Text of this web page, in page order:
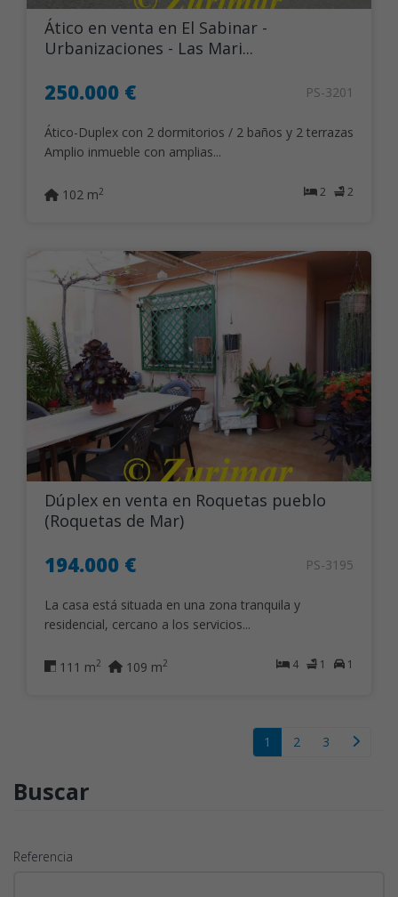
Ático en venta en El Sabinar -
Urbanizaciones - Las Mari...
250.000 € PS-3201
Ático-Duplex con 2 dormitorios / 2 baños y 2 terrazas
Amplio inmueble con amplias...
2 2
102 m2
Dúplex en venta en Roquetas pueblo
(Roquetas de Mar)
194.000 € PS-3195
La casa está situada en una zona tranquila y
residencial, cercano a los servicios...
4 1 1
111 m2 109 m2
1 2 3
Buscar
Referencia